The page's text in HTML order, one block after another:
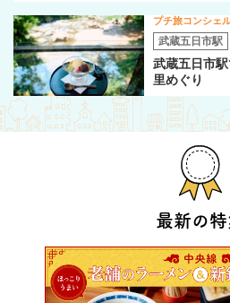
プチ旅コンシェ
武蔵五日市駅
武蔵五日市
里めぐり
最新の特